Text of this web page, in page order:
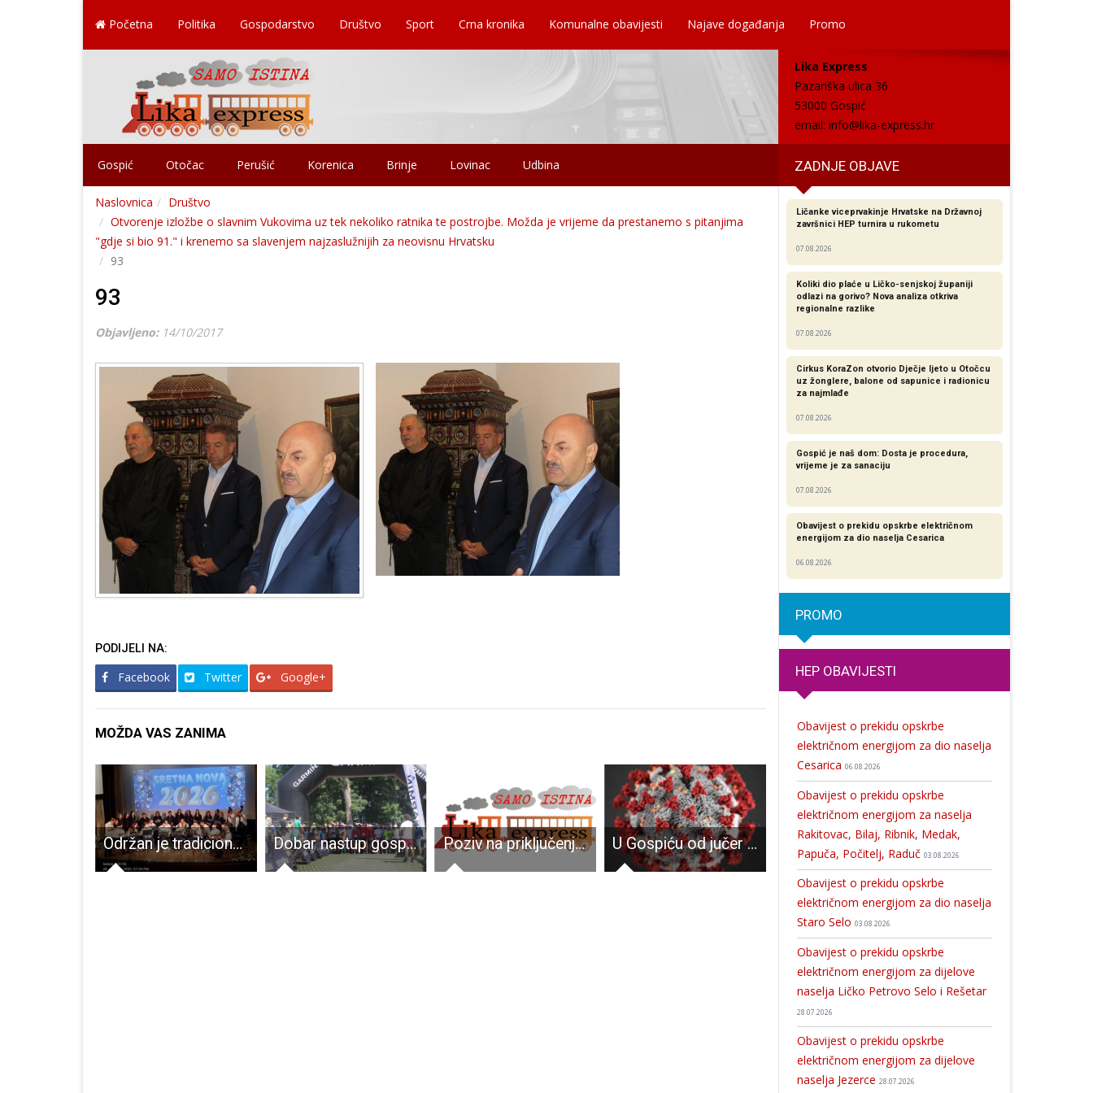
Početna Politika Gospodarstvo Društvo Sport Crna kronika Komunalne obavijesti Najave događanja Promo
Lika Express
Pazariška ulica 36
53000 Gospić
email: info@lika-express.hr
Gospić Otočac Perušić Korenica Brinje Lovinac Udbina ZADNJE OBJAVE
Naslovnica
Društvo
Otvorenje izložbe o slavnim Vukovima uz tek nekoliko ratnika te postrojbe. Možda je vrijeme da prestanemo s pitanjima
"gdje si bio 91." i krenemo sa slavenjem najzaslužnijih za neovisnu Hrvatsku
93
93
Objavljeno: 14/10/2017
PODIJELI NA:
Facebook Twitter Google+
MOŽDA VAS ZANIMA
Održan je tradicionalni novogodišnji koncert Tamburaškog orkestra GPOU Otočac Dobar nastup gospićkih atletičara Poziv na priključenje na sustav javne odvodnje otpadnih voda U Gospiću od jučer 13 novooboljelih od COVID-19 Na životnom primjeru najbolje se uči. Bivši narkoman pojašnjava gospićkim gimnazijalcima kako drogi reći ne
Ličanke viceprvakinje Hrvatske na Državnoj
završnici HEP turnira u rukometu
07.08.2026
Koliki dio plaće u Ličko-senjskoj županiji
odlazi na gorivo? Nova analiza otkriva
regionalne razlike​
07.08.2026
Cirkus KoraZon otvorio Dječje ljeto u Otočcu
uz žonglere, balone od sapunice i radionicu
za najmlađe
07.08.2026
Gospić je naš dom: Dosta je procedura,
vrijeme je za sanaciju
07.08.2026
Obavijest o prekidu opskrbe električnom
energijom za dio naselja Cesarica
06.08.2026
PROMO
HEP OBAVIJESTI
Obavijest o prekidu opskrbe
električnom energijom za dio naselja
Cesarica 06.08.2026
Obavijest o prekidu opskrbe
električnom energijom za naselja
Rakitovac, Bilaj, Ribnik, Medak,
Papuča, Počitelj, Raduč 03.08.2026
Obavijest o prekidu opskrbe
električnom energijom za dio naselja
Staro Selo 03.08.2026
Obavijest o prekidu opskrbe
električnom energijom za dijelove
naselja Ličko Petrovo Selo i Rešetar
28.07.2026
Obavijest o prekidu opskrbe
električnom energijom za dijelove
naselja Jezerce 28.07.2026